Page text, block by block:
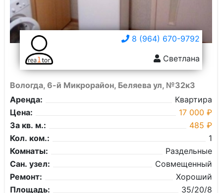
8 (964) 670-9792
Светлана
Вологда, 6-й Микрорайон, Беляева ул, №32к3
Аренда:
Квартира
Цена:
17 000 ₽
За кв. м.:
485 ₽
Кол. ком.:
1
Комнаты:
Раздельные
Сан. узел:
Совмещенный
Ремонт:
Хороший
Площадь:
35/20/8